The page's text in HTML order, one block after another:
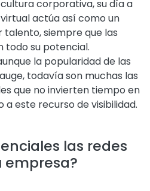
corporativa, su día a
actúa así como un
siempre que las
su potencial.
la popularidad de las
todavía son muchas las
que no invierten tiempo en
este recurso de visibilidad.
las redes
empresa?